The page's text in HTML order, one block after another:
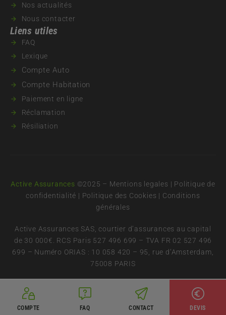
DEVIS
COMPTE FAQ CONTACT
Nos actualités
Nous contacter
Liens utiles
FAQ
Lexique
Compte Auto
Compte Habitation
Paiement en ligne
Réclamation
Résiliation
Active Assurances ©2025 – Mentions legales | Politique de
confidentialité | Politique des Cookies | Conditions
générales
Active Assurances SAS, courtier d’assurances au capital
de 30 000€. RCS Paris 527 496 699 – TVA FR 02 527 496
699 – Numéro ORIAS : 10 058 420 – 95, rue d’Amsterdam,
75008 PARIS